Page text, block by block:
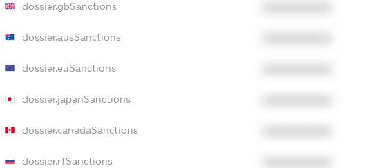
dossier.gbSanctions
dossier.ausSanctions
dossier.euSanctions
dossier.japanSanctions
dossier.canadaSanctions
dossier.rfSanctions